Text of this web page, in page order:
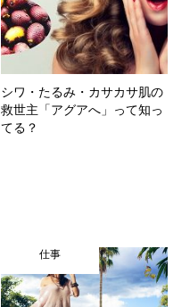
シワ・たるみ・カサカサ肌の
救世主「アグアへ」って知っ
てる？
仕事